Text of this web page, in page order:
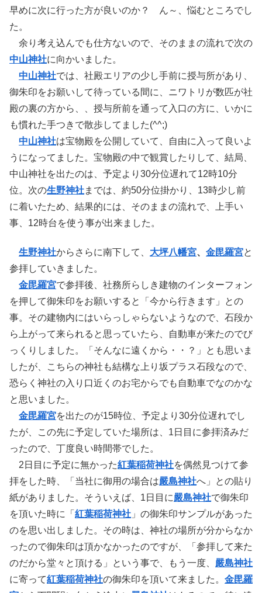
早めに次に行った方が良いのか？ ん～、悩むところでし
た。
余り考え込んでも仕方ないので、そのままの流れで次の
中山神社に向かいました。
中山神社では、社殿エリアの少し手前に授与所があり、
御朱印をお願いして待っている間に、ニワトリが数匹が社
殿の裏の方から、、授与所前を通って入口の方に、いかに
も慣れた手つきで散歩してました(^^;)
中山神社は宝物殿を公開していて、自由に入って良いよ
うになってました。宝物殿の中で観賞したりして、結局、
中山神社を出たのは、予定より30分位遅れて12時10分
位。次の生野神社までは、約50分位掛かり、13時少し前
に着いたため、結果的には、そのままの流れで、上手い
事、12時台を使う事が出来ました。
生野神社からさらに南下して、 大坪八幡宮、 金毘羅宮と
参拝していきました。
金毘羅宮で参拝後、社務所らしき建物のインターフォン
を押して御朱印をお願いすると「今から行きます」との
事。その建物内にはいらっしゃらないようなので、石段か
ら上がって来られると思っていたら、自動車が来たのでび
っくりしました。「そんなに遠くから・・？」とも思いま
したが、こちらの神社も結構な上り坂プラス石段なので、
恐らく神社の入り口近くのお宅からでも自動車でなのかな
と思いました。
金毘羅宮を出たのが15時位、予定より30分位遅れでし
たが、この先に予定していた場所は、1日目に参拝済みだ
ったので、丁度良い時間帯でした。
2日目に予定に無かった紅葉稲荷神社を偶然見つけて参
拝をした時、「当社に御用の場合は嚴島神社へ」との貼り
紙がありました。そういえば、1日目に嚴島神社で御朱印
を頂いた時に「 紅葉稲荷神社 」の御朱印サンプルがあった
のを思い出しました。その時は、神社の場所が分からなか
ったので御朱印は頂かなかったのですが、「参拝して来た
のだから堂々と頂ける」という事で、もう一度、 嚴島神社
に寄って紅葉稲荷神社の御朱印を頂いて来ました。 金毘羅